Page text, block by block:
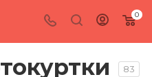
0
83